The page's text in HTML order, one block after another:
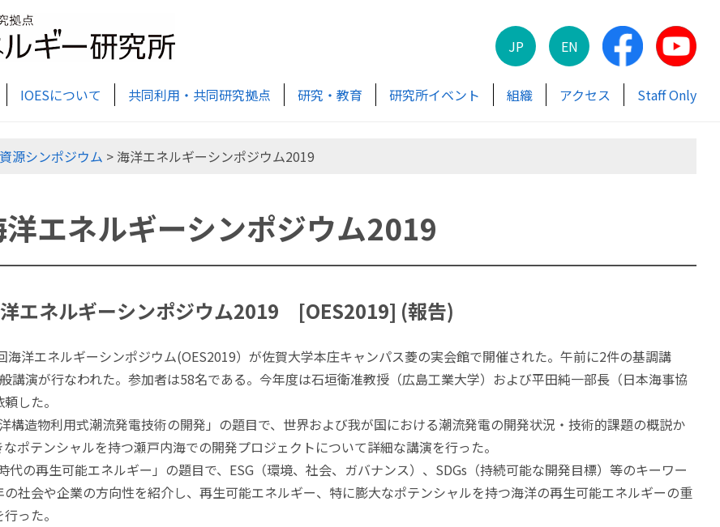
JP EN
IOESについて 共同利用・共同研究拠点 研究・教育 研究所イベント 組織 アクセス Staff Only
源シンポジウム > 海洋エネルギーシンポジウム2019
エネルギーシンポジウム2019
エネルギーシンポジウム2019 [OES2019] (報告)
海洋エネルギーシンポジウム(OES2019）が佐賀大学本庄キャンパス菱の実会館で開催された。午前に2件の基調講
講演が行なわれた。参加者は58名である。今年度は石垣衛准教授（広島工業大学）および平田純一部長（日本海事協
した。
構造物利用式潮流発電技術の開発」の題目で、世界および我が国における潮流発電の開発状況・技術的課題の概説か
ポテンシャルを持つ瀬戸内海での開発プロジェクトについて詳細な講演を行った。
代の再生可能エネルギー」の題目で、ESG（環境、社会、ガバナンス）、SDGs（持続可能な開発目標）等のキーワー
の社会や企業の方向性を紹介し、再生可能エネルギー、特に膨大なポテンシャルを持つ海洋の再生可能エネルギーの重
った。